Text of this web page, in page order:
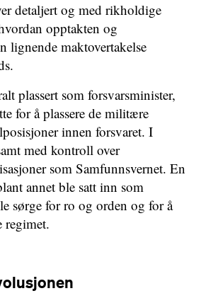
detaljert og med rikholdige
opptakten og
lignende maktovertakelse
plassert som forsvarsminister,
for å plassere de militære
innen forsvaret. I
med kontroll over
som Samfunnsvernet. En
annet ble satt inn som
sørge for ro og orden og for å
regimet.